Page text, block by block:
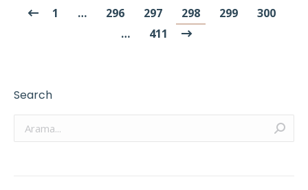
1 … 296 297 298 299
300
…
411
Search
Arama: